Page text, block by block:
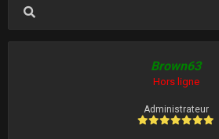
Brown63
Hors ligne
Administrateur